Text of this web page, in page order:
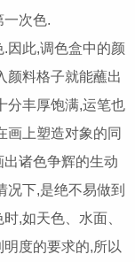
一次色.
因此,调色盒中的颜
颜料格子就能蘸出
分丰厚饱满,运笔也
画上塑造对象的同
诸色争辉的生动
况下,是绝不易做到
,如天色、水面、
度的要求的,所以